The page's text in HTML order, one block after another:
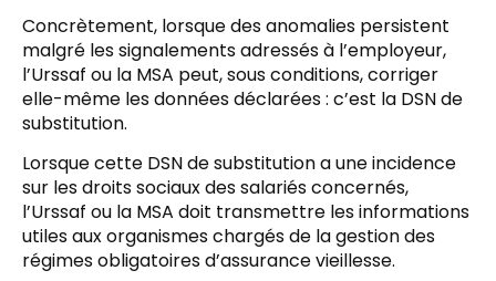
Concrètement, lorsque des anomalies persistent
malgré les signalements adressés à l’employeur,
l’Urssaf ou la MSA peut, sous conditions, corriger
elle-même les données déclarées : c’est la DSN de
substitution.
Lorsque cette DSN de substitution a une incidence
sur les droits sociaux des salariés concernés,
l’Urssaf ou la MSA doit transmettre les informations
utiles aux organismes chargés de la gestion des
régimes obligatoires d’assurance vieillesse.